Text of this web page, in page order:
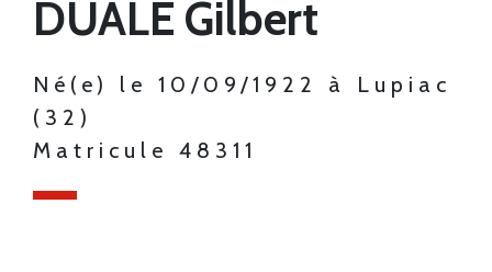
DUALE Gilbert
Né(e) le 10/09/1922 à Lupiac
(32)
Matricule 48311